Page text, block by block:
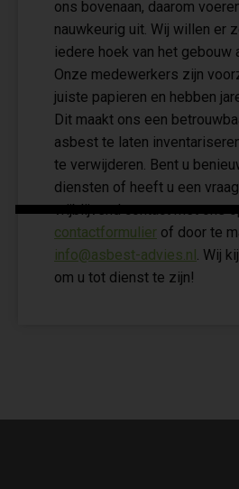
ons bovenaan, daarom
nauwkeurig uit. Wij willen er
iedere hoek van het gebouw
Onze medewerkers zijn
juiste papieren en hebben
Dit maakt ons een
asbest te laten
te verwijderen. Bent u
diensten of heeft u een
vrijblijvend contact met ons
contactformulier of door te
info@asbest-advies.nl. Wij
om u tot dienst te zijn!